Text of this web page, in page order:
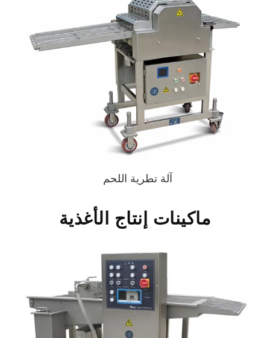
آلة تطرية اللحم
ماكينات إنتاج الأغذية